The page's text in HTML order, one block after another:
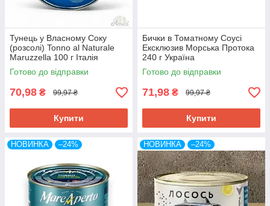
Тунець у Власному Соку
(розсолі) Tonno al Naturale
Maruzzella 100 г Італія
Готово до відправки
70,98 ₴ 99,97 ₴
Купити
Бички в Томатному Соусі
Ексклюзив Морська Протока
240 г Україна
Готово до відправки
71,98 ₴ 99,97 ₴
Купити
НОВИНКА –24% НОВИНКА –24%